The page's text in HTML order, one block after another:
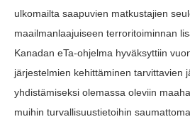
ulkomailta saapuvien matkustajien
maailmanlaajuiseen terroritoiminnan
Kanadan eTa-ohjelma hyväksyttiin
järjestelmien kehittäminen tarvittavien
yhdistämiseksi olemassa oleviin
muihin turvallisuustietoihin